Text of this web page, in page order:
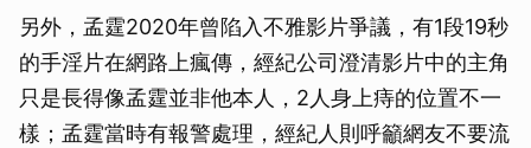
另外，孟霆2020年曾陷入不雅影片爭議，有1段19秒
的手淫片在網路上瘋傳，經紀公司澄清影片中的主角
只是長得像孟霆並非他本人，2人身上痔的位置不一
樣；孟霆當時有報警處理，經紀人則呼籲網友不要流